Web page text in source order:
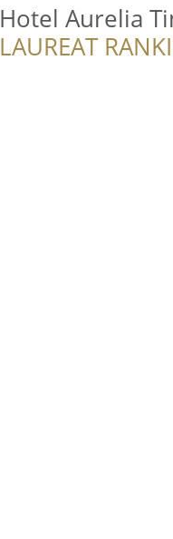
Hotel Aurelia
LAUREAT